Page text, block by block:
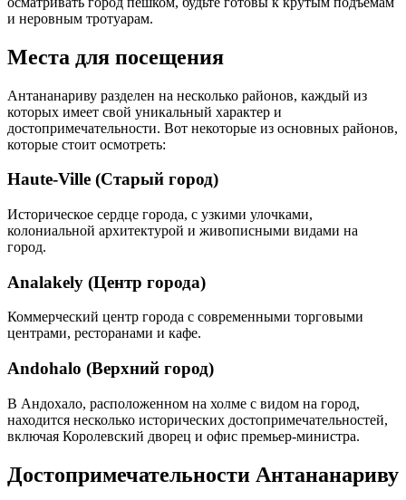
и неровным тротуарам.
Места для посещения
Антананариву разделен на несколько районов, каждый из
которых имеет свой уникальный характер и
достопримечательности. Вот некоторые из основных районов,
которые стоит осмотреть:
Haute-Ville (Старый город)
Историческое сердце города, с узкими улочками,
колониальной архитектурой и живописными видами на
город.
Analakely (Центр города)
Коммерческий центр города с современными торговыми
центрами, ресторанами и кафе.
Andohalo (Верхний город)
В Андохало, расположенном на холме с видом на город,
находится несколько исторических достопримечательностей,
включая Королевский дворец и офис премьер-министра.
Достопримечательности Антананариву